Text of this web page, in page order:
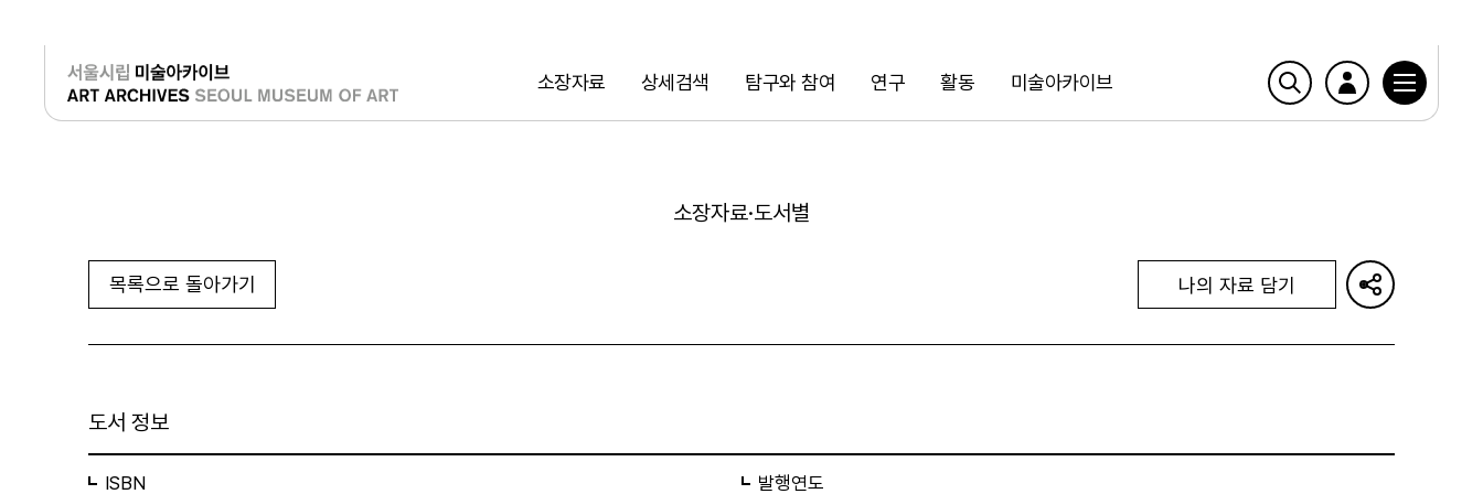
소장자료 상세검색 탐구와 참여 연구 활동 미술아카이브
검색
로그인
소장자료·도서별
목록으로 돌아가기 나의 자료 담기
도서 정보
ISBN 발행연도